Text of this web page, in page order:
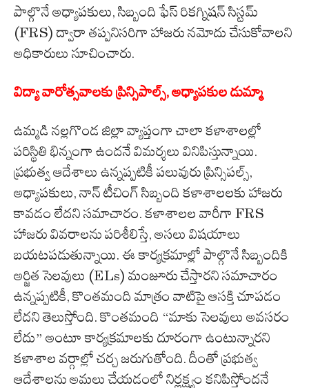
పాల్గొనే అధ్యాపకులు, సిబ్బంది ఫేస్ రికగ్నిషన్ సిస్టమ్
(FRS) ద్వారా తప్పనిసరిగా హాజరు నమోదు చేసుకోవాలని
అధికారులు సూచించారు.
విద్యా వారోత్సవాలకు ప్రిన్సిపాల్స్, అధ్యాపకుల డుమ్మా
ఉమ్మడి నల్లగొండ జిల్లా వ్యాప్తంగా చాలా కళాశాలల్లో
పరిస్థితి భిన్నంగా ఉందనే విమర్శలు వినిపిస్తున్నాయి.
ప్రభుత్వ ఆదేశాలు ఉన్నప్పటికీ పలువురు ప్రిన్సిపల్స్,
అధ్యాపకులు, నాన్ టీచింగ్ సిబ్బంది కళాశాలలకు హాజరు
కావడం లేదని సమాచారం. కళాశాలల వారీగా FRS
హాజరు వివరాలను పరిశీలిస్తే, అసలు విషయాలు
బయటపడుతున్నాయి. ఈ కార్యక్రమాల్లో పాల్గొనే సిబ్బందికి
అర్జిత సెలవులు (ELs) మంజూరు చేస్తారని సమాచారం
ఉన్నప్పటికీ, కొంతమంది మాత్రం వాటిపై ఆసక్తి చూపడం
లేదని తెలుస్తోంది. కొంతమంది “మాకు సెలవులు అవసరం
లేదు” అంటూ కార్యక్రమాలకు దూరంగా ఉంటున్నారని
కళాశాల వర్గాల్లో చర్చ జరుగుతోంది. దీంతో ప్రభుత్వ
ఆదేశాలను అమలు చేయడంలో నిర్లక్ష్యం కనిపిస్తోందనే